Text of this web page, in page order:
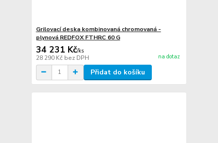
Grilovací deska kombinovaná chromovaná -
plynová REDFOX FTHRC 60 G
34 231 Kč/ks
28 290 Kč bez DPH na dotaz
Přidat do košíku